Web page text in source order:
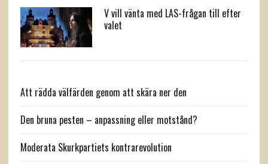
V vill vänta med LAS-frågan till efter
valet
Att rädda välfärden genom att skära ner den
Den bruna pesten – anpassning eller motstånd?
Moderata Skurkpartiets kontrarevolution